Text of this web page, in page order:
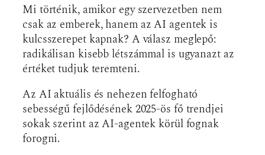
Mi történik, amikor egy szervezetben nem
csak az emberek, hanem az AI agentek is
kulcsszerepet kapnak? A válasz meglepő:
radikálisan kisebb létszámmal is ugyanazt az
értéket tudjuk teremteni.
Az AI aktuális és nehezen felfogható
sebességű fejlődésének 2025-ös fő trendjei
sokak szerint az AI-agentek körül fognak
forogni.